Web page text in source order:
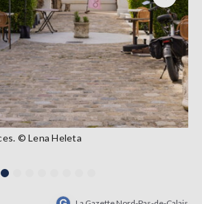
© Lena Heleta
Suivant